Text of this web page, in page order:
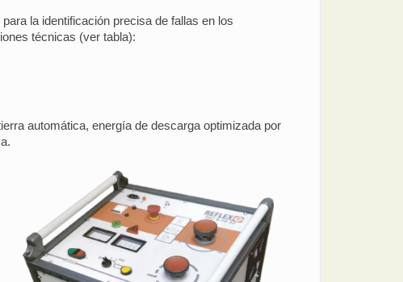
la identificación precisa de fallas en los
técnicas (ver tabla):
automática, energía de descarga optimizada por